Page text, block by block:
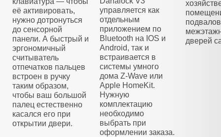
её активировать,
нужно дотронуться
до сенсорной
панели. А быстрый и
эргономичный
считыватель
отпечатков пальцев
встроен в ручку
таким образом,
чтобы ваш большой
палец естественно
касался его при
открытии двери.
управляется как
отдельным
приложением по
Bluetooth на IOS и
Android, так и
встраивается в
системы умного
дома Z-Wave или
Apple HomeKit.
Нужную
комплектацию
необходимо
выбрать при
оформлении заказа.
дверей